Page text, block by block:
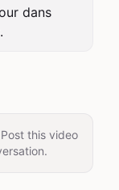
dans
this video